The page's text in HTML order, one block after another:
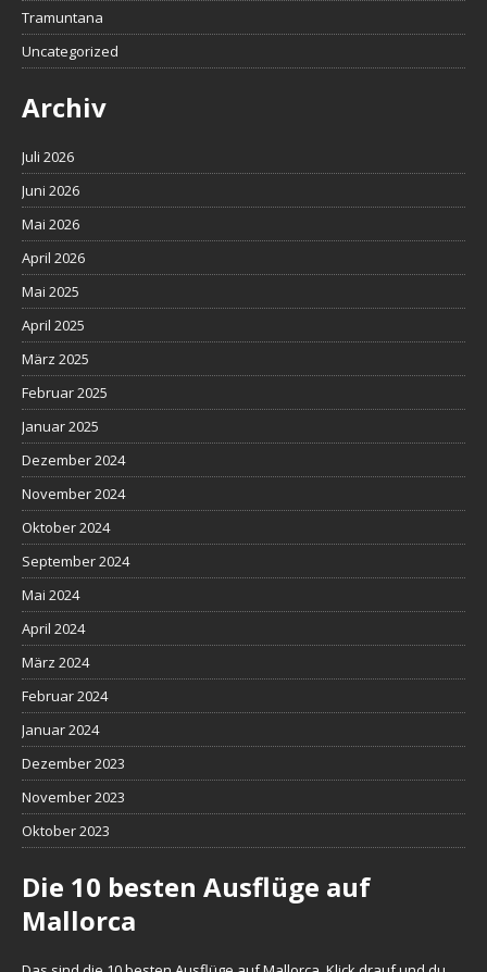
Tramuntana
Uncategorized
Archiv
Juli 2026
Juni 2026
Mai 2026
April 2026
Mai 2025
April 2025
März 2025
Februar 2025
Januar 2025
Dezember 2024
November 2024
Oktober 2024
September 2024
Mai 2024
April 2024
März 2024
Februar 2024
Januar 2024
Dezember 2023
November 2023
Oktober 2023
Die 10 besten Ausflüge auf
Mallorca